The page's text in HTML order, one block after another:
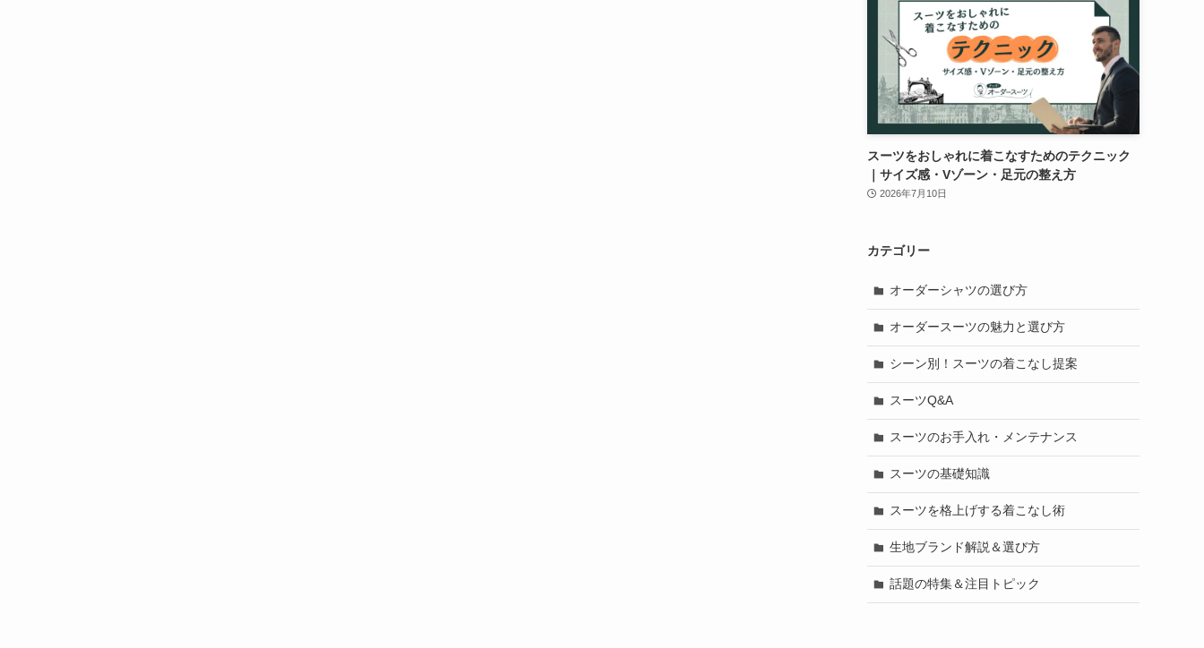
スーツをおしゃれに着こなすためのテクニック
｜サイズ感・Vゾーン・足元の整え方
2026年7月10日
カテゴリー
オーダーシャツの選び方
オーダースーツの魅力と選び方
シーン別！スーツの着こなし提案
スーツQ&A
スーツのお手入れ・メンテナンス
スーツの基礎知識
スーツを格上げする着こなし術
生地ブランド解説＆選び方
話題の特集＆注目トピック